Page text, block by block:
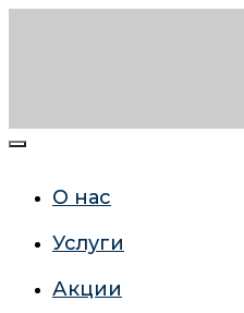
О нас
Услуги
Акции